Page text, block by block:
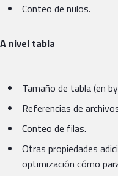
Conteo de nulos.
A nivel tabla
Tamaño de tabla (en
Referencias de
Conteo de filas.
Otras propiedades
optimización cómo